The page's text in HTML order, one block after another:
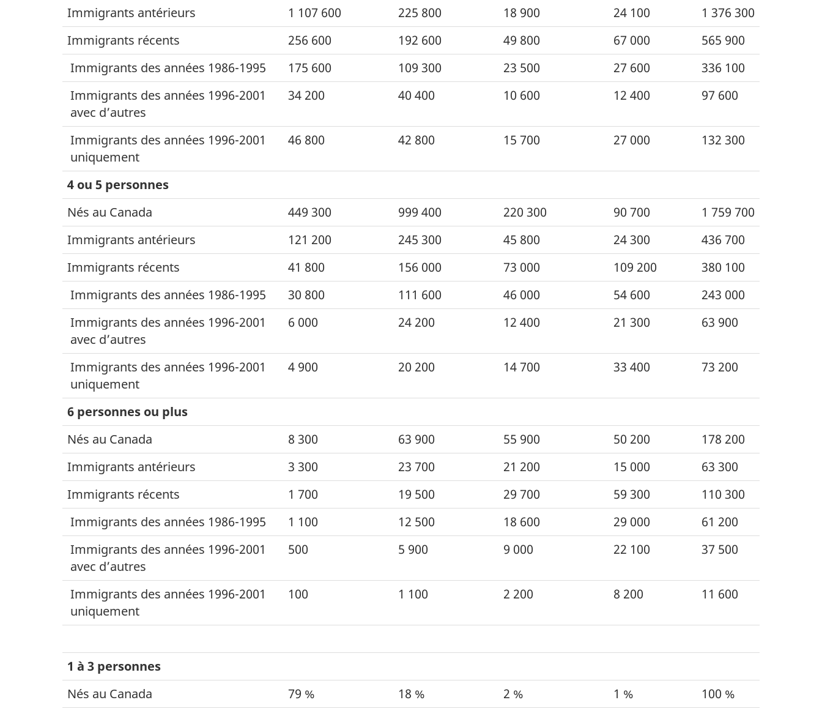
Immigrants antérieurs
1 107 600 225 800 18 900 24 100
1 376 300
Immigrants récents
256 600 192 600 49 800 67 000
565 900
Immigrants des années 1986-1995
175 600 109 300 23 500 27 600
336 100
Immigrants des années 1996-2001
avec d’autres
34 200 40 400 10 600 12 400 97 600
Immigrants des années 1996-2001
uniquement
46 800 42 800 15 700 27 000 132 300
4 ou 5 personnes
Nés au Canada
449 300 999 400 220 300 90 700
1 759 700
Immigrants antérieurs
121 200 245 300 45 800 24 300
436 700
Immigrants récents
41 800 156 000 73 000 109 200
380 100
Immigrants des années 1986-1995
30 800 111 600 46 000 54 600
243 000
Immigrants des années 1996-2001
avec d’autres
6 000 24 200 12 400 21 300 63 900
Immigrants des années 1996-2001
uniquement
4 900 20 200 14 700 33 400 73 200
6 personnes ou plus
Nés au Canada
8 300 63 900 55 900 50 200
178 200
Immigrants antérieurs
3 300 23 700 21 200 15 000
63 300
Immigrants récents
1 700 19 500 29 700 59 300
110 300
Immigrants des années 1986-1995
1 100 12 500 18 600 29 000
61 200
Immigrants des années 1996-2001
avec d’autres
500 5 900 9 000 22 100 37 500
Immigrants des années 1996-2001
uniquement
100 1 100 2 200 8 200 11 600
1 à 3 personnes
Nés au Canada
79 % 18 % 2 % 1 % 100 %